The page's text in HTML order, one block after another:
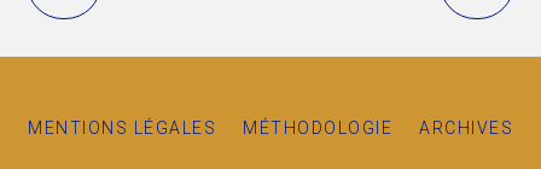
MENTIONS LÉGALES MÉTHODOLOGIE ARCHIVES